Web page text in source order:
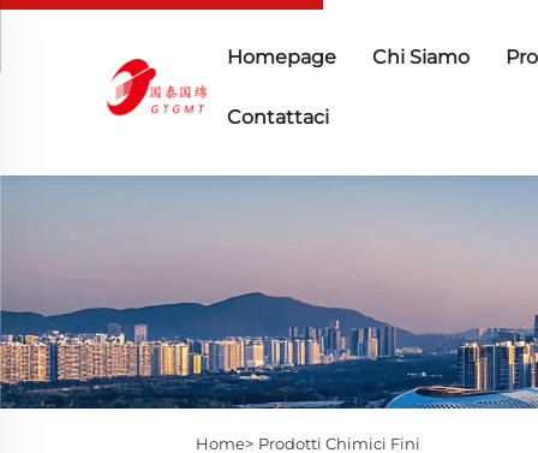
Homepage Chi Siamo
Contattaci
Home> Prodotti Chimici Fini